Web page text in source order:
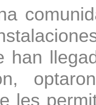
han
les